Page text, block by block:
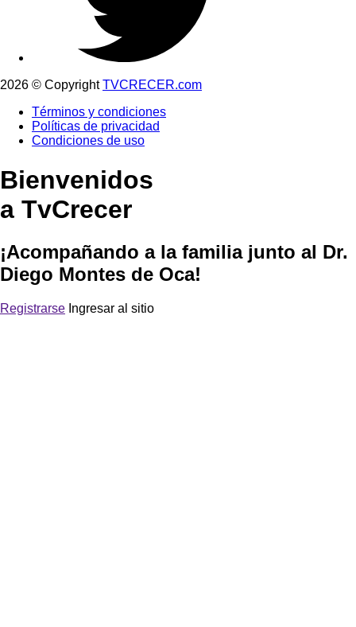
2026 © CopyrightTVCRECER.com
Términos y condiciones
Políticas de privacidad
Condiciones de uso
Bienvenidos
a TvCrecer
¡Acompañando a la familia junto al Dr.
Diego Montes de Oca!
Registrarse Ingresar al sitio